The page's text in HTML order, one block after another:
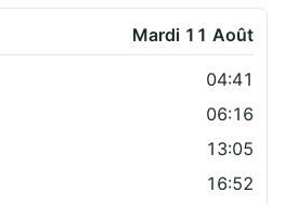
Mardi 11 Août
04:41
06:16
13:05
16:52